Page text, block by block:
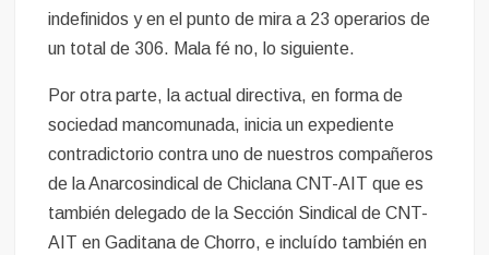
indefinidos y en el punto de mira a 23 operarios de
un total de 306. Mala fé no, lo siguiente.
Por otra parte, la actual directiva, en forma de
sociedad mancomunada, inicia un expediente
contradictorio contra uno de nuestros compañeros
de la Anarcosindical de Chiclana CNT-AIT que es
también delegado de la Sección Sindical de CNT-
AIT en Gaditana de Chorro, e incluído también en